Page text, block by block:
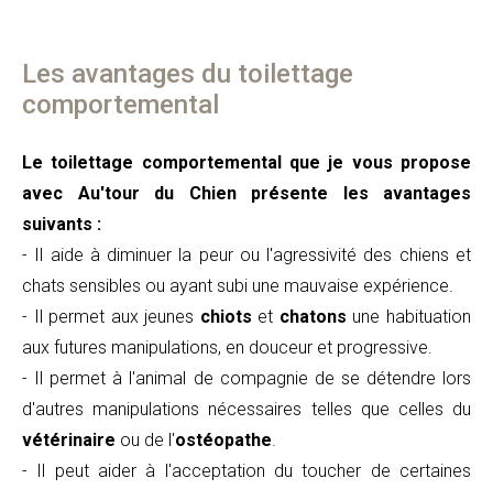
Les avantages du toilettage
comportemental
Le toilettage comportemental que je vous propose
avec Au'tour du Chien présente les avantages
suivants :
- Il aide à diminuer la peur ou l'agressivité des chiens et
chats sensibles ou ayant subi une mauvaise expérience.
- Il permet aux jeunes chiots et chatons une habituation
aux futures manipulations, en douceur et progressive.
- Il permet à l'animal de compagnie de se détendre lors
d'autres manipulations nécessaires telles que celles du
vétérinaire ou de l'ostéopathe
- Il peut aider à l'acceptation du toucher de certaines